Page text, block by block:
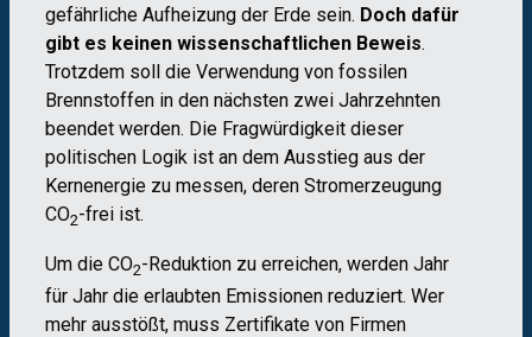
gefährliche Aufheizung der Erde sein. Doch dafür
gibt es keinen wissenschaftlichen Beweis.
Trotzdem soll die Verwendung von fossilen
Brennstoffen in den nächsten zwei Jahrzehnten
beendet werden. Die Fragwürdigkeit dieser
politischen Logik ist an dem Ausstieg aus der
Kernenergie zu messen, deren Stromerzeugung
CO2-frei ist.
Um die CO2-Reduktion zu erreichen, werden Jahr
für Jahr die erlaubten Emissionen reduziert. Wer
mehr ausstößt, muss Zertifikate von Firmen